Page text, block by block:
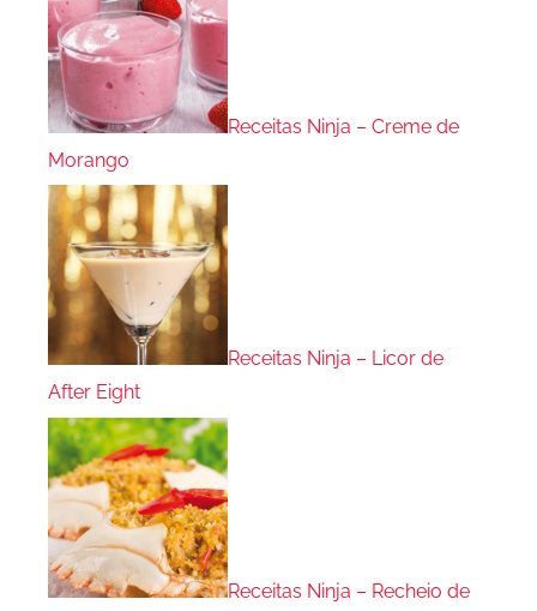
Receitas Ninja – Creme de
Morango
Receitas Ninja – Licor de
After Eight
Receitas Ninja – Recheio de